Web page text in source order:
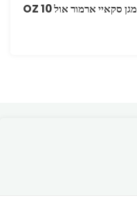
מגן סקאיי ארמור אול OZ 10